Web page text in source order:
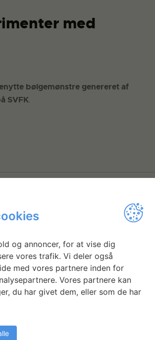
med
bølgemønstre genereret af
SVFK.
og annoncer, for at vise dig
vores trafik. Vi deler også
med vores partnere inden for
Vores partnere kan
du har givet dem, eller som de har